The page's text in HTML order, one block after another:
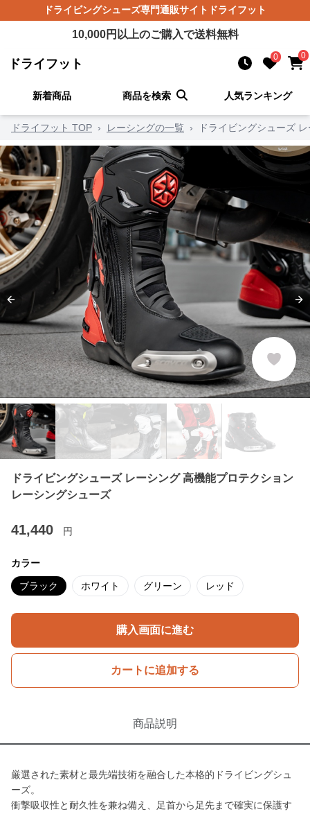
ドライビングシューズ専門通販サイト ドライフット
10,000円以上のご購入で送料無料
ドライフット 0 0
新着商品 商品を検索 人気ランキング
ドライフット TOP › レーシングの一覧 › ドライビングシューズ
Previous slide
ドライビングシューズ レーシング 高機能プロテクション
レーシングシューズ
41,440 円
カラー
ブラック ホワイト グリーン レッド
購入画面に進む
カートに追加する
商品説明
厳選された素材と最先端技術を融合した本格的ドライビングシュ
ーズ。
衝撃吸収性と耐久性を兼ね備え、足首から足先まで確実に保護す